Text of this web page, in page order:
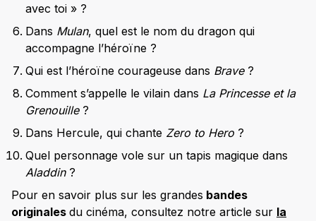
avec toi » ?
Dans Mulan, quel est le nom du dragon qui
accompagne l’héroïne ?
Qui est l’héroïne courageuse dans Brave?
Comment s’appelle le vilain dans La Princesse et la
Grenouille?
Dans Hercule, qui chante Zero to Hero ?
Quel personnage vole sur un tapis magique dans
Aladdin?
Pour en savoir plus sur les grandes bandes
originales du cinéma, consultez notre article sur la